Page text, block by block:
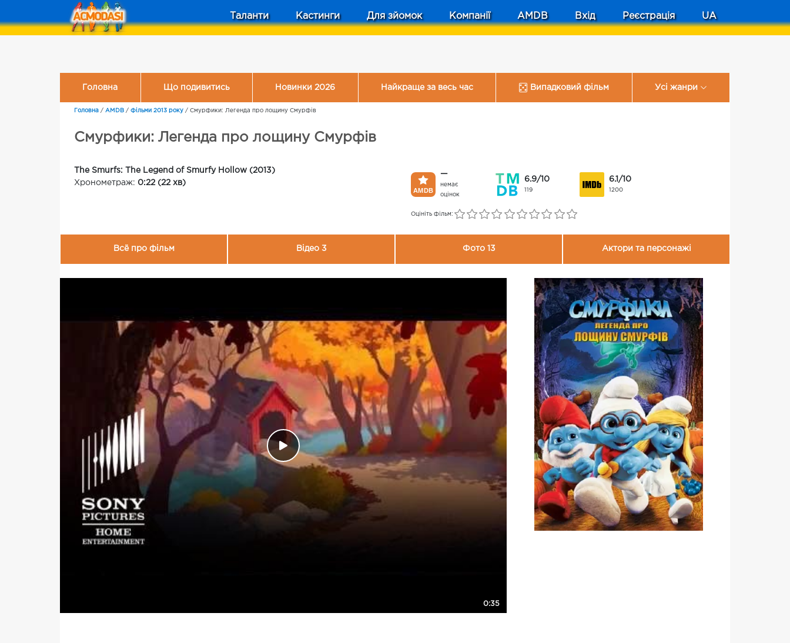
Таланти Кастинги Для зйомок Компанії AMDB Вхід Реєстрація UA
Головна Що подивитись Новинки 2026 Найкраще за весь час Випадковий фільм Усі жанри
Головна / AMDB / Фільми 2013 року / Смурфики: Легенда про лощину Смурфів
Смурфики: Легенда про лощину Смурфів
The Smurfs: The Legend of Smurfy Hollow (2013)
Хронометраж: 0:22 (22 хв)
—
немає
оцінок
6.9/10
119
6.1/10
1200
Оцініть фільм:
Всё про фільм Відео 3 Фото 13 Актори та персонажі
0:35